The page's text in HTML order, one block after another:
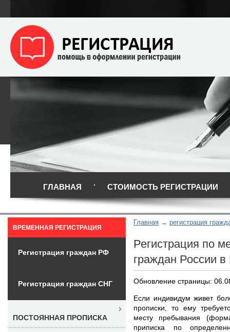
ГЛАВНАЯ СТОИМОСТЬ РЕГИСТРАЦИИ
Главная регистрация
Регистрация по
граждан России в
Обновление страницы:
Если индивидум живет
прописки, то ему
месту пребывания
приписка по
ВРЕМЕННАЯ РЕГИСТРАЦИЯ
Регистрация граждан РФ
Регистрация граждан СНГ
ПОСТОЯННАЯ ПРОПИСКА